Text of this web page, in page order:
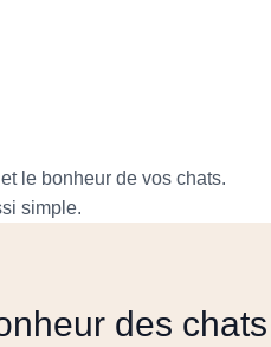
le bonheur de vos chats.
simple.
des